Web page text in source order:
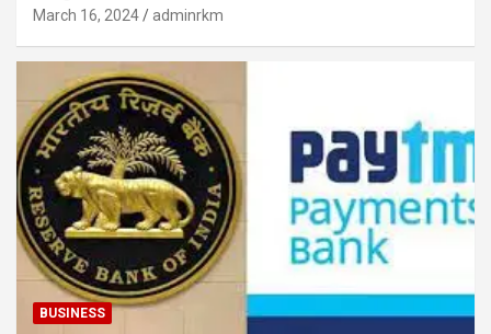
March 16, 2024 adminrkm
BUSINESS